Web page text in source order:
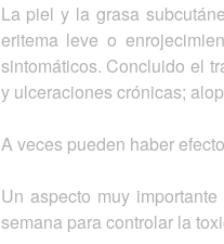
La piel y la grasa
eritema leve o
sintomáticos. Concluido el
y ulceraciones crónicas;
A veces pueden haber
Un aspecto muy
semana para controlar la